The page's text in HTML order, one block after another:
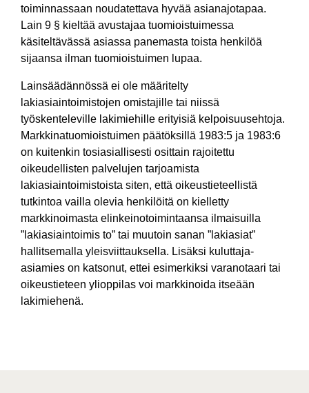
toiminnassaan noudatettava hyvää asianajotapaa.
Lain 9 § kieltää avustajaa tuomioistuimessa
käsiteltävässä asiassa panemasta toista henkilöä
sijaansa ilman tuomioistuimen lupaa.
Lainsäädännössä ei ole määritelty
lakiasiaintoimistojen omistajille tai niissä
työskenteleville lakimiehille erityisiä kelpoisuusehtoja.
Markkinatuomioistuimen päätöksillä 1983:5 ja 1983:6
on kuitenkin tosiasiallisesti osittain rajoitettu
oikeudellisten palvelujen tarjoamista
lakiasiaintoimistoista siten, että oikeustieteellistä
tutkintoa vailla olevia henkilöitä on kielletty
markkinoimasta elinkeinotoimintaansa ilmaisuilla
”lakiasiaintoimis to” tai muutoin sanan ”lakiasiat”
hallitsemalla yleisviittauksella. Lisäksi kuluttaja-
asiamies on katsonut, ettei esimerkiksi varanotaari tai
oikeustieteen ylioppilas voi markkinoida itseään
lakimiehenä.